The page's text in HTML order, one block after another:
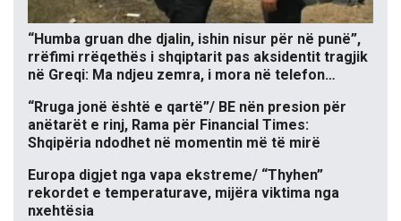
“Humba gruan dhe djalin, ishin nisur për në punë”,
rrëfimi rrëqethës i shqiptarit pas aksidentit tragjik
në Greqi: Ma ndjeu zemra, i mora në telefon…
“Rruga jonë është e qartë”/ BE nën presion për
anëtarët e rinj, Rama për Financial Times:
Shqipëria ndodhet në momentin më të mirë
Europa digjet nga vapa ekstreme/ “Thyhen”
rekordet e temperaturave, mijëra viktima nga
nxehtësia